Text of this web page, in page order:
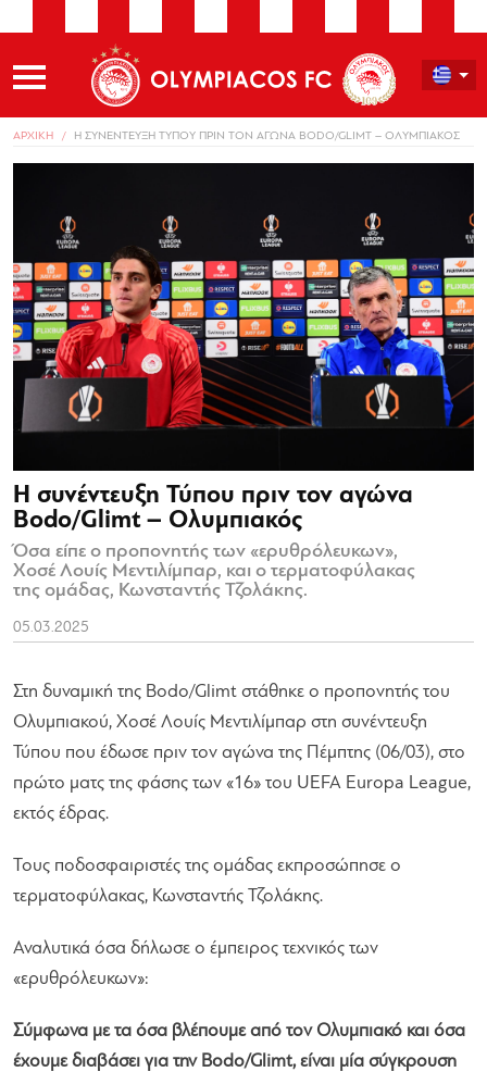
ΑΡΧΙΚΗ Η ΣΥΝΕΝΤΕΥΞΗ ΤΥΠΟΥ ΠΡΙΝ ΤΟΝ ΑΓΩΝΑ BODO/GLIMT – ΟΛΥΜΠΙΑΚΟΣ
Η συνέντευξη Τύπου πριν τον αγώνα
Bodo/Glimt – Ολυμπιακός
Όσα είπε ο προπονητής των «ερυθρόλευκων»,
Χοσέ Λουίς Μεντιλίμπαρ, και ο τερματοφύλακας
της ομάδας, Κωνσταντής Τζολάκης.
05.03.2025
Στη δυναμική της Bodo/Glimt στάθηκε ο προπονητής του
Ολυμπιακού, Χοσέ Λουίς Μεντιλίμπαρ στη συνέντευξη
Τύπου που έδωσε πριν τον αγώνα της Πέμπτης (06/03), στο
πρώτο ματς της φάσης των «16» του UEFA Europa League,
εκτός έδρας.
Τους ποδοσφαιριστές της ομάδας εκπροσώπησε ο
τερματοφύλακας, Κωνσταντής Τζολάκης.
Αναλυτικά όσα δήλωσε ο έμπειρος τεχνικός των
«ερυθρόλευκων»:
Σύμφωνα με τα όσα βλέπουμε από τον Ολυμπιακό και όσα
έχουμε διαβάσει για την Bodo/Glimt, είναι μία σύγκρουση